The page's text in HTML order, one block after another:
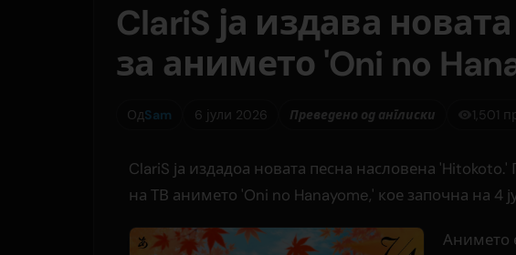
ClariS ја издава
за анимето 'Oni no
ОдSam 6 јули 2026 Преведено од англиски 1,501
ClariS ја издадоа новата песна насловена
на ТВ анимето 'Oni no Hanayome,' кое започна на 4
Анимето